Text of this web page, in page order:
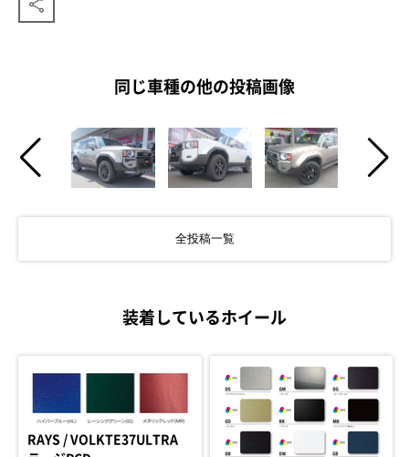
同じ車種の他の投稿画像
全投稿一覧
装着しているホイール
RAYS / VOLKTE37ULTRA